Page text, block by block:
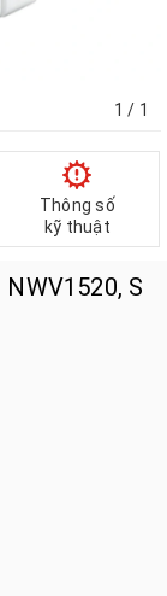
1 / 1
Thông số
kỹ thuật
S